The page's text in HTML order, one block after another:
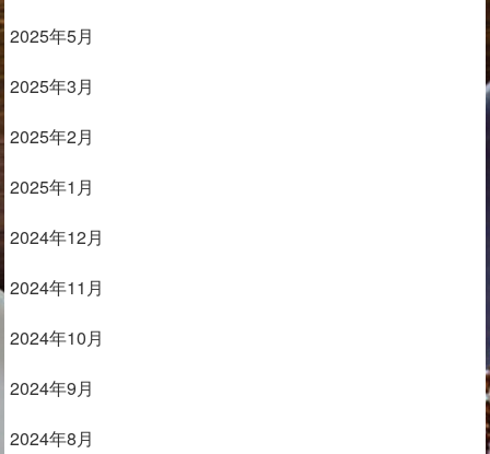
2025年5月
2025年3月
2025年2月
2025年1月
2024年12月
2024年11月
2024年10月
2024年9月
2024年8月